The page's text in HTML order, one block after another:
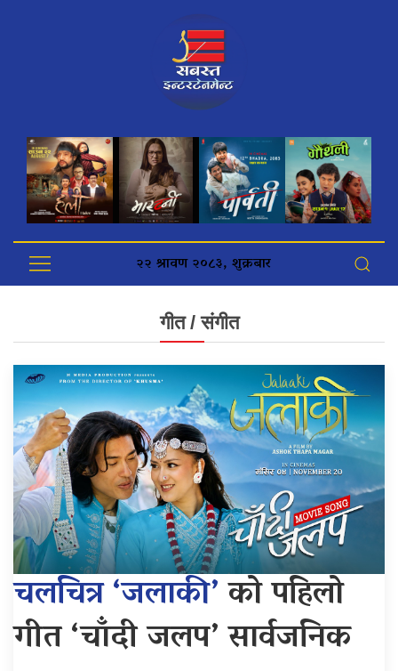
२२ श्रावण २०८३, शुक्रबार
गीत / संगीत
चलचित्र ‘जलाकी’को पहिलो
गीत ‘चाँदी जलप’ सार्वजनिक